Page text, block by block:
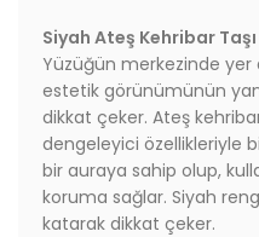
Siyah Ateş Kehribar Taşı
Yüzüğün merkezinde yer
estetik görünümünün
dikkat çeker. Ateş
dengeleyici özellikleriyle
bir auraya sahip olup,
koruma sağlar. Siyah
katarak dikkat çeker.